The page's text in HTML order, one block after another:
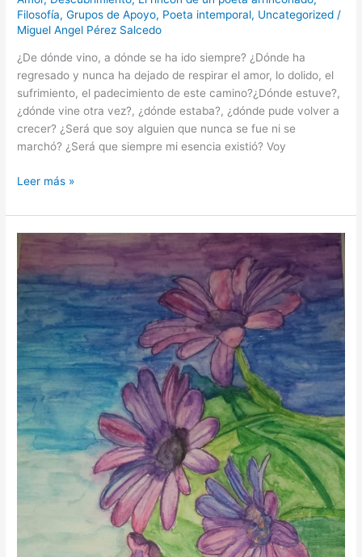
Filosofía,Grupos de Apoyo, Poeta intemporal, Uncategorized /
Miguel Angel Pérez Salcedo
¿De dónde vino, a dónde se ha ido siempre? ¿Dónde ha
regresado y nunca ha dejado de respirar el amor, lo dolido, el
sufrimiento, el padecimiento de este camino?¿Dónde estuve?,
¿dónde vine otra vez?, ¿dónde estaba?, ¿dónde pude volver a
crecer? ¿Será que soy alguien que nunca se fue ni se
marchó? ¿Será que siempre mi esencia existió? Voy
Leer más »
Amor